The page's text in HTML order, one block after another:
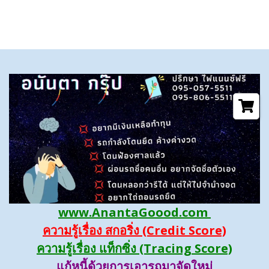
www.AnantaGoood.com
ความรู้เรื่อง สกอริ่ง (Credit Score)
ความรู้เรื่อง แท็กซิ่ง (Tracing Score)